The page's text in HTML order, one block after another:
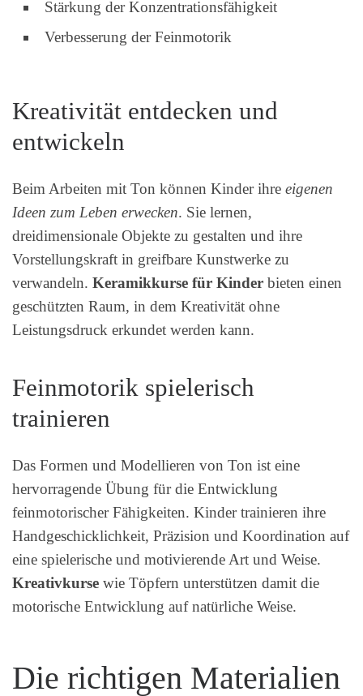
Stärkung der Konzentrationsfähigkeit
Verbesserung der Feinmotorik
Kreativität entdecken und
entwickeln
Beim Arbeiten mit Ton können Kinder ihre eigenen
Ideen zum Leben erwecken. Sie lernen,
dreidimensionale Objekte zu gestalten und ihre
Vorstellungskraft in greifbare Kunstwerke zu
verwandeln. Keramikkurse für Kinder bieten einen
geschützten Raum, in dem Kreativität ohne
Leistungsdruck erkundet werden kann.
Feinmotorik spielerisch
trainieren
Das Formen und Modellieren von Ton ist eine
hervorragende Übung für die Entwicklung
feinmotorischer Fähigkeiten. Kinder trainieren ihre
Handgeschicklichkeit, Präzision und Koordination auf
eine spielerische und motivierende Art und Weise.
Kreativkurse wie Töpfern unterstützen damit die
motorische Entwicklung auf natürliche Weise.
Die richtigen Materialien